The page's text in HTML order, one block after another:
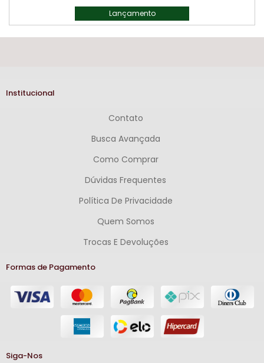
Lançamento
Institucional
Contato
Busca Avançada
Como Comprar
Dúvidas Frequentes
Política De Privacidade
Quem Somos
Trocas E Devoluções
Formas de Pagamento
Siga-Nos